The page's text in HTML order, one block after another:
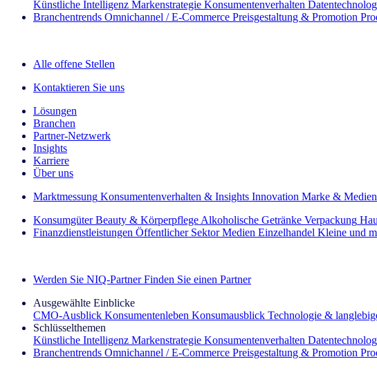
Künstliche Intelligenz Markenstrategie Konsumentenverhalten
Branchentrends Omnichannel / E‑Commerce Preisgestaltung & Promotion
Alle offene Stellen
Kontaktieren Sie uns
Lösungen
Branchen
Partner-Netzwerk
Insights
Karriere
Über uns
Marktmessung Konsumentenverhalten & Insights Innovation Marke & Medien
Konsumgüter Beauty & Körperpflege Alkoholische Getränke Verpackung
Finanzdienstleistungen Öffentlicher Sektor Medien Einzelhandel Kleine und
Werden Sie NIQ-Partner Finden Sie einen Partner
Ausgewählte Einblicke
CMO‑Ausblick Konsumentenleben Konsumausblick Technologie &
Schlüsselthemen
Künstliche Intelligenz Markenstrategie Konsumentenverhalten
Branchentrends Omnichannel / E‑Commerce Preisgestaltung & Promotion